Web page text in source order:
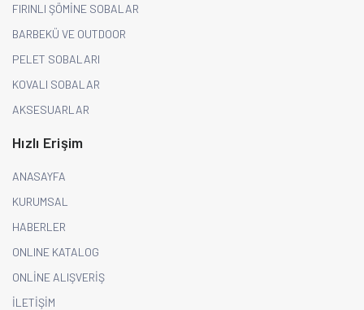
FIRINLI ŞÖMİNE SOBALAR
BARBEKÜ VE OUTDOOR
PELET SOBALARI
KOVALI SOBALAR
AKSESUARLAR
Hızlı Erişim
ANASAYFA
KURUMSAL
HABERLER
ONLINE KATALOG
ONLİNE ALIŞVERİŞ
İLETİŞİM